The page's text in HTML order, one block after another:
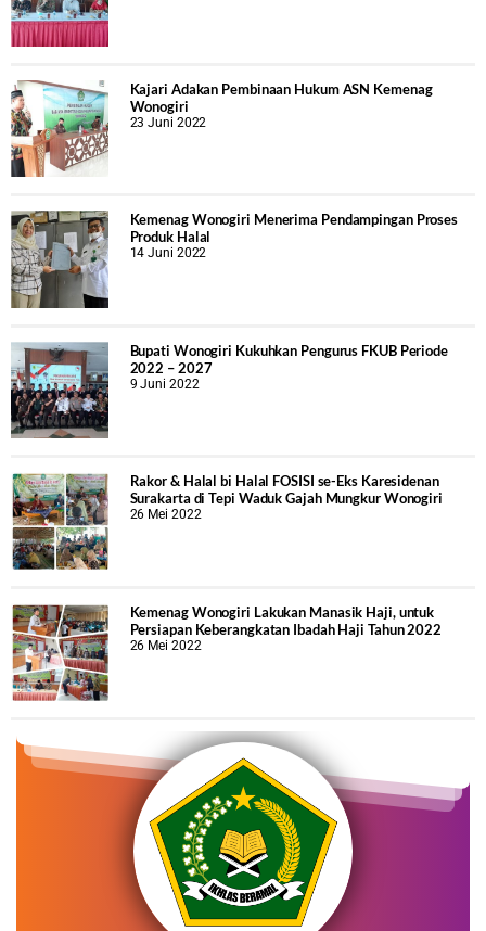
Kajari Adakan Pembinaan Hukum ASN Kemenag
Wonogiri
23 Juni 2022
Kemenag Wonogiri Menerima Pendampingan Proses
Produk Halal
14 Juni 2022
Bupati Wonogiri Kukuhkan Pengurus FKUB Periode
2022 – 2027
9 Juni 2022
Rakor & Halal bi Halal FOSISI se-Eks Karesidenan
Surakarta di Tepi Waduk Gajah Mungkur Wonogiri
26 Mei 2022
Kemenag Wonogiri Lakukan Manasik Haji, untuk
Persiapan Keberangkatan Ibadah Haji Tahun 2022
26 Mei 2022